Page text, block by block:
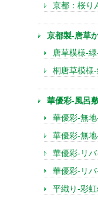
京都：桜り
京都製-唐草
唐草模様-
桐唐草模様
華優彩-風呂
華優彩-無
華優彩-無
華優彩-リ
華優彩-リ
平織り-彩